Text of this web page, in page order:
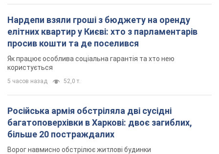
Нардепи взяли гроші з бюджету на оренду
елітних квартир у Києві: хто з парламентарів
просив кошти та де поселився
Як працює особлива соціальна гарантія та хто нею
користується
5 часов назад 52,0 т.
Російська армія обстріляла дві сусідні
багатоповерхівки в Харкові: двоє загиблих,
більше 20 постраждалих
Ворог навмисно обстрілює житлові будинки